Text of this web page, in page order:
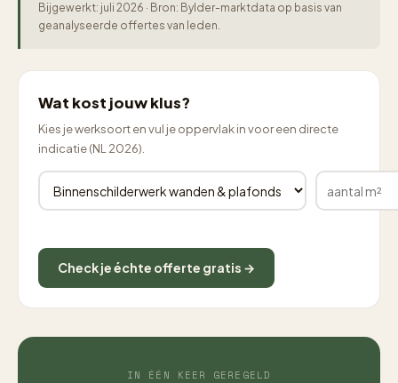
Bijgewerkt: juli 2026 · Bron: Bylder-marktdata op basis van
geanalyseerde offertes van leden.
Wat kost jouw klus?
Kies je werksoort en vul je oppervlak in voor een directe
indicatie (NL 2026).
Check je échte offerte gratis →
IN ÉÉN KEER GEREGELD